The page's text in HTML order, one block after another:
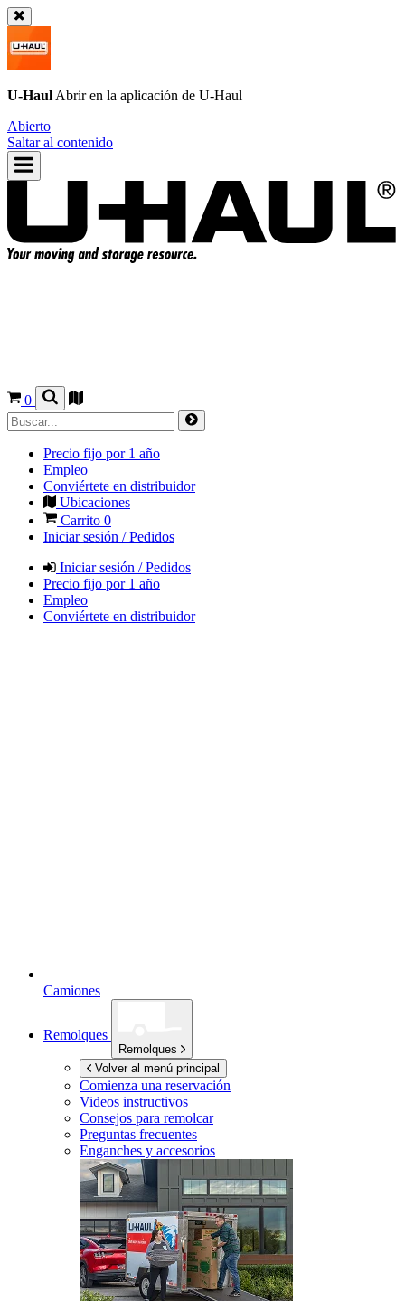
U-Haul Abrir en la aplicación de U-Haul
Abierto
Saltar al contenido
0
Precio fijo por 1 año
Empleo
Conviértete en distribuidor
Ubicaciones
Carrito 0
Iniciar sesión / Pedidos
Iniciar sesión / Pedidos
Precio fijo por 1 año
Empleo
Conviértete en distribuidor
Camiones
Remolques
Remolques
Volver al menú principal
Comienza una reservación
Videos instructivos
Consejos para remolcar
Preguntas frecuentes
Enganches y accesorios